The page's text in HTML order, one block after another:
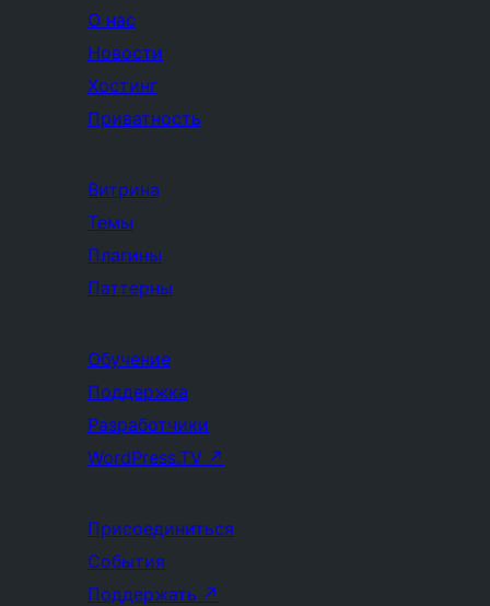
О нас
Новости
Хостинг
Приватность
Витрина
Темы
Плагины
Паттерны
Обучение
Поддержка
Разработчики
WordPress.TV ↗
Присоединиться
События
Поддержать ↗